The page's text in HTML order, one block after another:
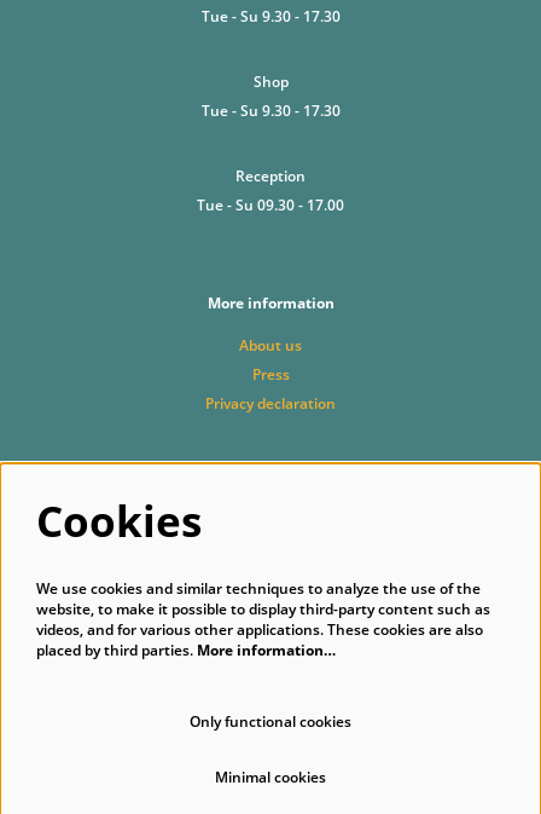
Tue - Su 9.30 - 17.30
Shop
Tue - Su 9.30 - 17.30
Reception
Tue - Su 09.30 - 17.00
More information
About us
Press
Privacy declaration
Cookies
We use cookies and similar techniques to analyze the use of the
website, to make it possible to display third-party content such as
videos, and for various other applications. These cookies are also
placed by third parties. More information…
Only functional cookies
Minimal cookies